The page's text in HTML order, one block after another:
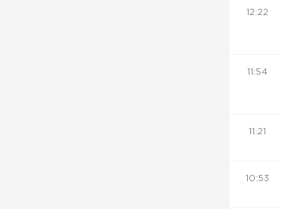
12:22
11:54
11:21
10:53